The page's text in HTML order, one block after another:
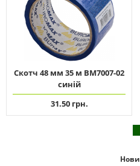
Скотч 48 мм 35 м ВМ7007-02
синій
31.50 грн.